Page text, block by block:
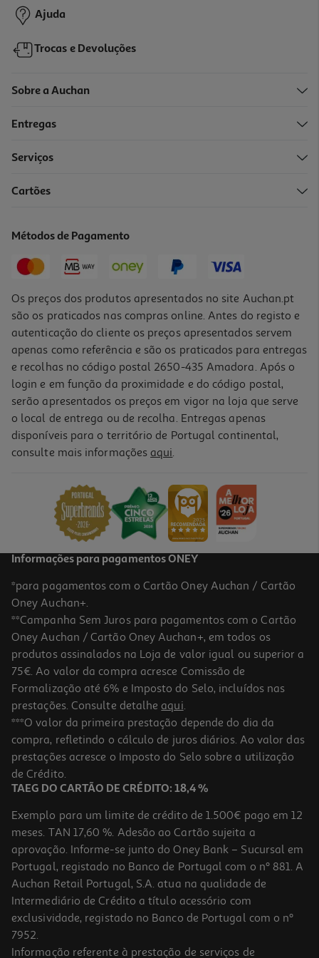
-25%
Price reduced from
3,99 €to
Promoção
-20%
Balde De Praia Frozen Mondo Com Moldes
Price reduced from
-20%
Balde De Praia Stitch Mondo Com Moldes
3.99 €/un
Price reduced from
4,99 €to
3,99 €
Promoção
Ajuda
Trocas e Devoluções
Sobre a Auchan
Entregas
Serviços
Cartões
Métodos de Pagamento
Os preços dos produtos apresentados no site Auchan.pt
são os praticados nas compras online. Antes do registo e
autenticação do cliente os preços apresentados servem
apenas como referência e são os praticados para entregas
e recolhas no código postal 2650-435 Amadora. Após o
login e em função da proximidade e do código postal,
serão apresentados os preços em vigor na loja que serve
o local de entrega ou de recolha. Entregas apenas
disponíveis para o território de Portugal continental,
consulte mais informações aqui.
Informações para pagamentos ONEY
*para pagamentos com o Cartão Oney Auchan / Cartão
Oney Auchan+.
**Campanha Sem Juros para pagamentos com o Cartão
Oney Auchan / Cartão Oney Auchan+, em todos os
produtos assinalados na Loja de valor igual ou superior a
75€. Ao valor da compra acresce Comissão de
Formalização até 6% e Imposto do Selo, incluídos nas
prestações. Consulte detalhe aqui.
***O valor da primeira prestação depende do dia da
compra, refletindo o cálculo de juros diários. Ao valor das
prestações acresce o Imposto do Selo sobre a utilização
de Crédito.
TAEG DO CARTÃO DE CRÉDITO: 18,4 %
Exemplo para um limite de crédito de 1.500€ pago em 12
meses. TAN 17,60 %. Adesão ao Cartão sujeita a
aprovação. Informe-se junto do Oney Bank – Sucursal em
Portugal, registado no Banco de Portugal com o nº 881. A
Auchan Retail Portugal, S.A. atua na qualidade de
Intermediário de Crédito a título acessório com
exclusividade, registado no Banco de Portugal com o nº
7952.
Informação referente à prestação de serviços de